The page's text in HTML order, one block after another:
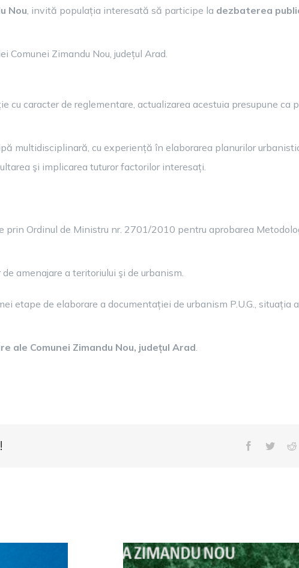
Nou, invită populația interesată să participe la dezbaterea
Comunei Zimandu Nou, județul Arad.
cu caracter de reglementare, actualizarea acestuia presupune ca
multidisciplinară, cu experiență în elaborarea planurilor
şi implicarea tuturor factorilor interesați.
Ordinul de Ministru nr. 2701/2010 pentru aprobarea
amenajare a teritoriului şi de urbanism.
etape de elaborare a documentației de urbanism P.U.G., situația
ale Comunei Zimandu Nou, județul Arad.
Facebook
Twitter